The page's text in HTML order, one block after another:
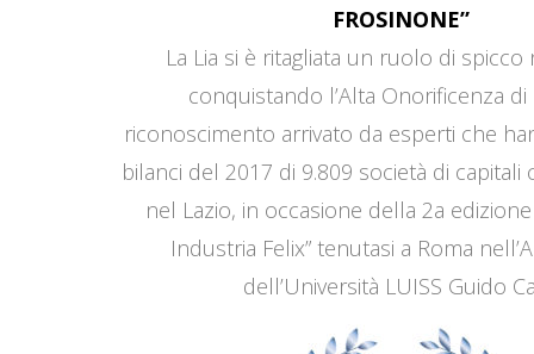
FROSINONE”
La Lia si è ritagliata un ruolo di
conquistando l’Alta Onorificenza di
riconoscimento arrivato da esperti che
bilanci del 2017 di 9.809 società di capitali
nel Lazio, in occasione della 2a
Industria Felix” tenutasi a Roma
dell’Università LUISS Guido